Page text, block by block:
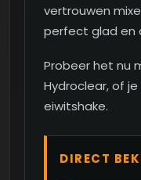
vertrouwen
perfect glad en
Probeer het nu
Hydroclear, of
eiwitshake.
DIRECT